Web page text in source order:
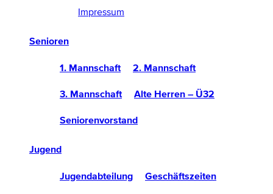
Impressum
Senioren
1. Mannschaft 2. Mannschaft
3. Mannschaft Alte Herren – Ü32
Seniorenvorstand
Jugend
Jugendabteilung Geschäftszeiten